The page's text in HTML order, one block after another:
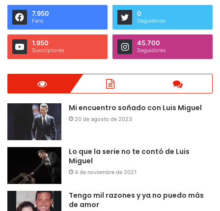
7.950
Fans
0
Seguidores
1.950
Suscriptores
45.700
Seguidores
Mi encuentro soñado con Luis Miguel
20 de agosto de 2023
Lo que la serie no te contó de Luis
Miguel
4 de noviembre de 2021
Tengo mil razones y ya no puedo más
de amor